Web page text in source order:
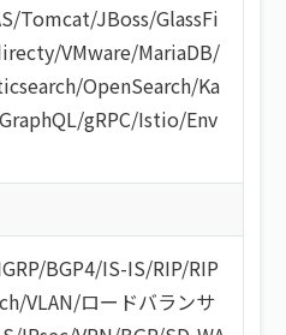
/Tomcat/JBoss/GlassFi
/VMware/MariaDB/
/OpenSearch/Ka
/gRPC/Istio/Env
/BGP4/IS-IS/RIP/RIP
/VLAN/ロードバランサ